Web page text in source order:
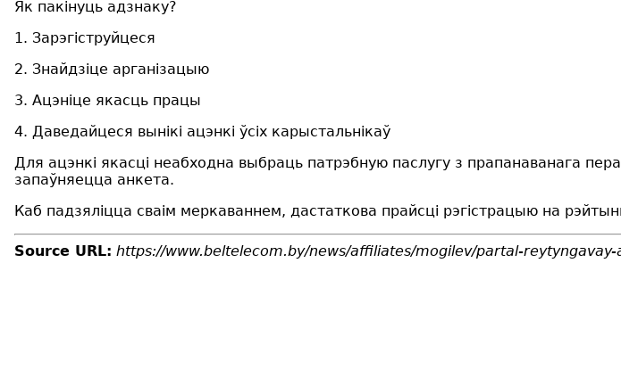
Як пакінуць адзнаку?
1. Зарэгіструйцеся
2. Знайдзіце арганізацыю
3. Ацэніце якасць працы
4. Даведайцеся вынікі ацэнкі ўсіх карыстальнікаў
Для ацэнкі якасці неабходна выбраць патрэбную паслугу з прапанаванага
запаўняецца анкета.
Каб падзяліцца сваім меркаваннем, дастаткова прайсці рэгістрацыю на
Source URL: https://www.beltelecom.by/news/affiliates/mogilev/partal-